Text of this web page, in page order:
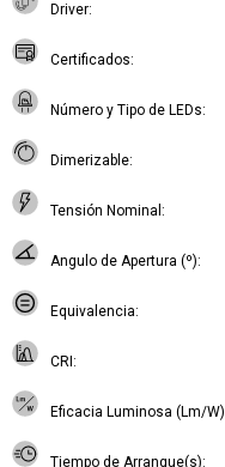
Driver
Certificados
Número y Tipo de LEDs
Dimerizable
Tensión Nominal
Angulo de Apertura (º)
Equivalencia
CRI
Eficacia Luminosa (Lm/W)
Tiempo de Arranque(s)